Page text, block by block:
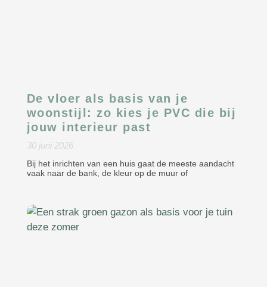
De vloer als basis van je
woonstijl: zo kies je PVC die bij
jouw interieur past
30 juni 2026
Bij het inrichten van een huis gaat de meeste aandacht
vaak naar de bank, de kleur op de muur of